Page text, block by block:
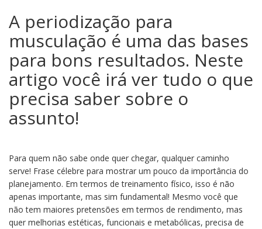
A periodização para
musculação é uma das bases
para bons resultados. Neste
artigo você irá ver tudo o que
precisa saber sobre o
assunto!
Para quem não sabe onde quer chegar, qualquer caminho
serve! Frase célebre para mostrar um pouco da importância do
planejamento. Em termos de treinamento físico, isso é não
apenas importante, mas sim fundamental! Mesmo você que
não tem maiores pretensões em termos de rendimento, mas
quer melhorias estéticas, funcionais e metabólicas, precisa de